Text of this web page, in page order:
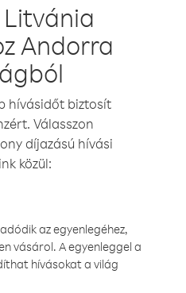
Andorra
hívásidőt biztosít
Válasszon
díjazású hívási
közül:
az egyenlegéhez,
vásárol. A egyenleggel a
hívásokat a világ